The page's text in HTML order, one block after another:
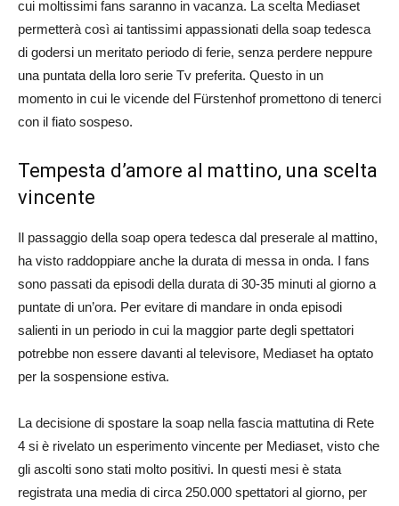
cui moltissimi fans saranno in vacanza. La scelta Mediaset
permetterà così ai tantissimi appassionati della soap tedesca
di godersi un meritato periodo di ferie, senza perdere neppure
una puntata della loro serie Tv preferita. Questo in un
momento in cui le vicende del Fürstenhof promettono di tenerci
con il fiato sospeso.
Tempesta d’amore al mattino, una scelta
vincente
Il passaggio della soap opera tedesca dal preserale al mattino,
ha visto raddoppiare anche la durata di messa in onda. I fans
sono passati da episodi della durata di 30-35 minuti al giorno a
puntate di un’ora. Per evitare di mandare in onda episodi
salienti in un periodo in cui la maggior parte degli spettatori
potrebbe non essere davanti al televisore, Mediaset ha optato
per la sospensione estiva.
La decisione di spostare la soap nella fascia mattutina di Rete
4 si è rivelato un esperimento vincente per Mediaset, visto che
gli ascolti sono stati molto positivi. In questi mesi è stata
registrata una media di circa 250.000 spettatori al giorno, per